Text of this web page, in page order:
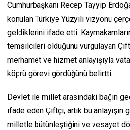
Cumhurbaşkanı Recep Tayyip
konulan Türkiye Yüzyılı vizyonu
geldiklerini ifade etti.
temsilcileri olduğunu vurgulayan
merhamet ve hizmet anlayışıyla
köprü görevi gördüğünü belirtti.
Devlet ile millet arasındaki bağın
ifade eden Çiftçi, artık bu anlayışın
milletle bütünleştiğini ve vesayet